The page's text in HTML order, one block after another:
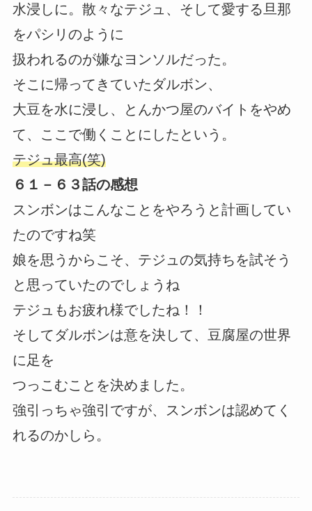
水浸しに。散々なテジュ、そして愛する旦那
をパシリのように
扱われるのが嫌なヨンソルだった。
そこに帰ってきていたダルボン、
大豆を水に浸し、とんかつ屋のバイトをやめ
て、ここで働くことにしたという。
テジュ最高(笑)
６１－６３話の感想
スンボンはこんなことをやろうと計画してい
たのですね笑
娘を思うからこそ、テジュの気持ちを試そう
と思っていたのでしょうね
テジュもお疲れ様でしたね！！
そしてダルボンは意を決して、豆腐屋の世界
に足を
つっこむことを決めました。
強引っちゃ強引ですが、スンボンは認めてく
れるのかしら。